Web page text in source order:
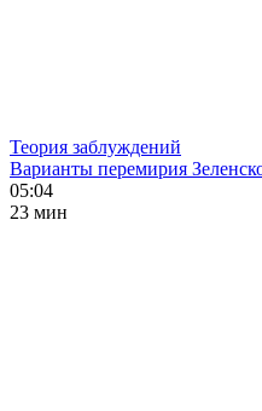
Теория заблуждений
Варианты перемирия
05:04
23 мин